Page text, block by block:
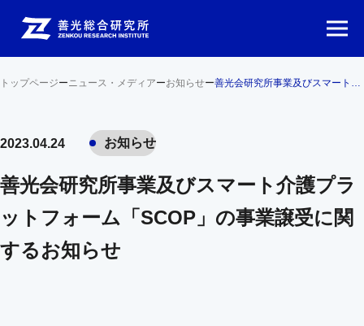
トップページーニュース・メディアーお知らせー 善光会研究所事業及びスマート介護プラットフォーム「SCOP」の事業譲受に関するお知らせ
2023.04.24 お知らせ
善光会研究所事業及びスマート介護プラ
ットフォーム「SCOP」の事業譲受に関
するお知らせ